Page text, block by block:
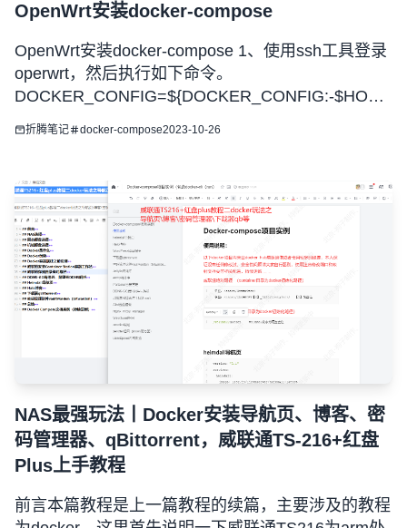
OpenWrt安装docker-compose
OpenWrt安装docker-compose 1、使用ssh工具登录
operwrt，然后执行如下命令。
DOCKER_CONFIG=${DOCKER_CONFIG:-$HOME/
mkdir -p $DOCKER_CONFIG/cli-plugins curl -SL
折腾笔记 docker-compose2023-10-26
NAS最强玩法丨Docker安装导航页、博客、密
码管理器、qBittorrent，威联通TS-216+红盘
Plus上手教程
前言本篇教程是上一篇教程的续篇，主要涉及的教程